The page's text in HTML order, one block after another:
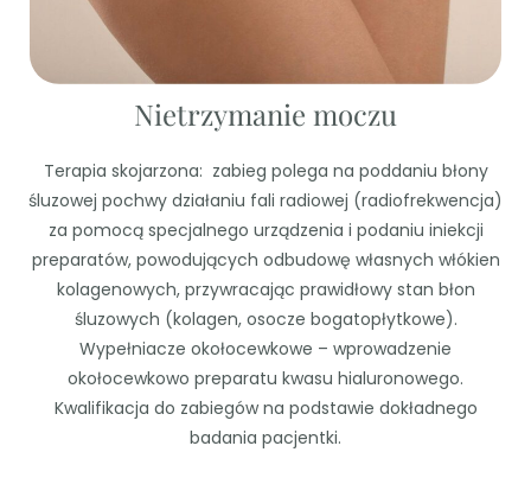
Nietrzymanie moczu
Terapia skojarzona: zabieg polega na poddaniu błony
śluzowej pochwy działaniu fali radiowej (radiofrekwencja)
za pomocą specjalnego urządzenia i podaniu iniekcji
preparatów, powodujących odbudowę własnych włókien
kolagenowych, przywracając prawidłowy stan błon
śluzowych (kolagen, osocze bogatopłytkowe).
Wypełniacze okołocewkowe – wprowadzenie
okołocewkowo preparatu kwasu hialuronowego.
Kwalifikacja do zabiegów na podstawie dokładnego
badania pacjentki.